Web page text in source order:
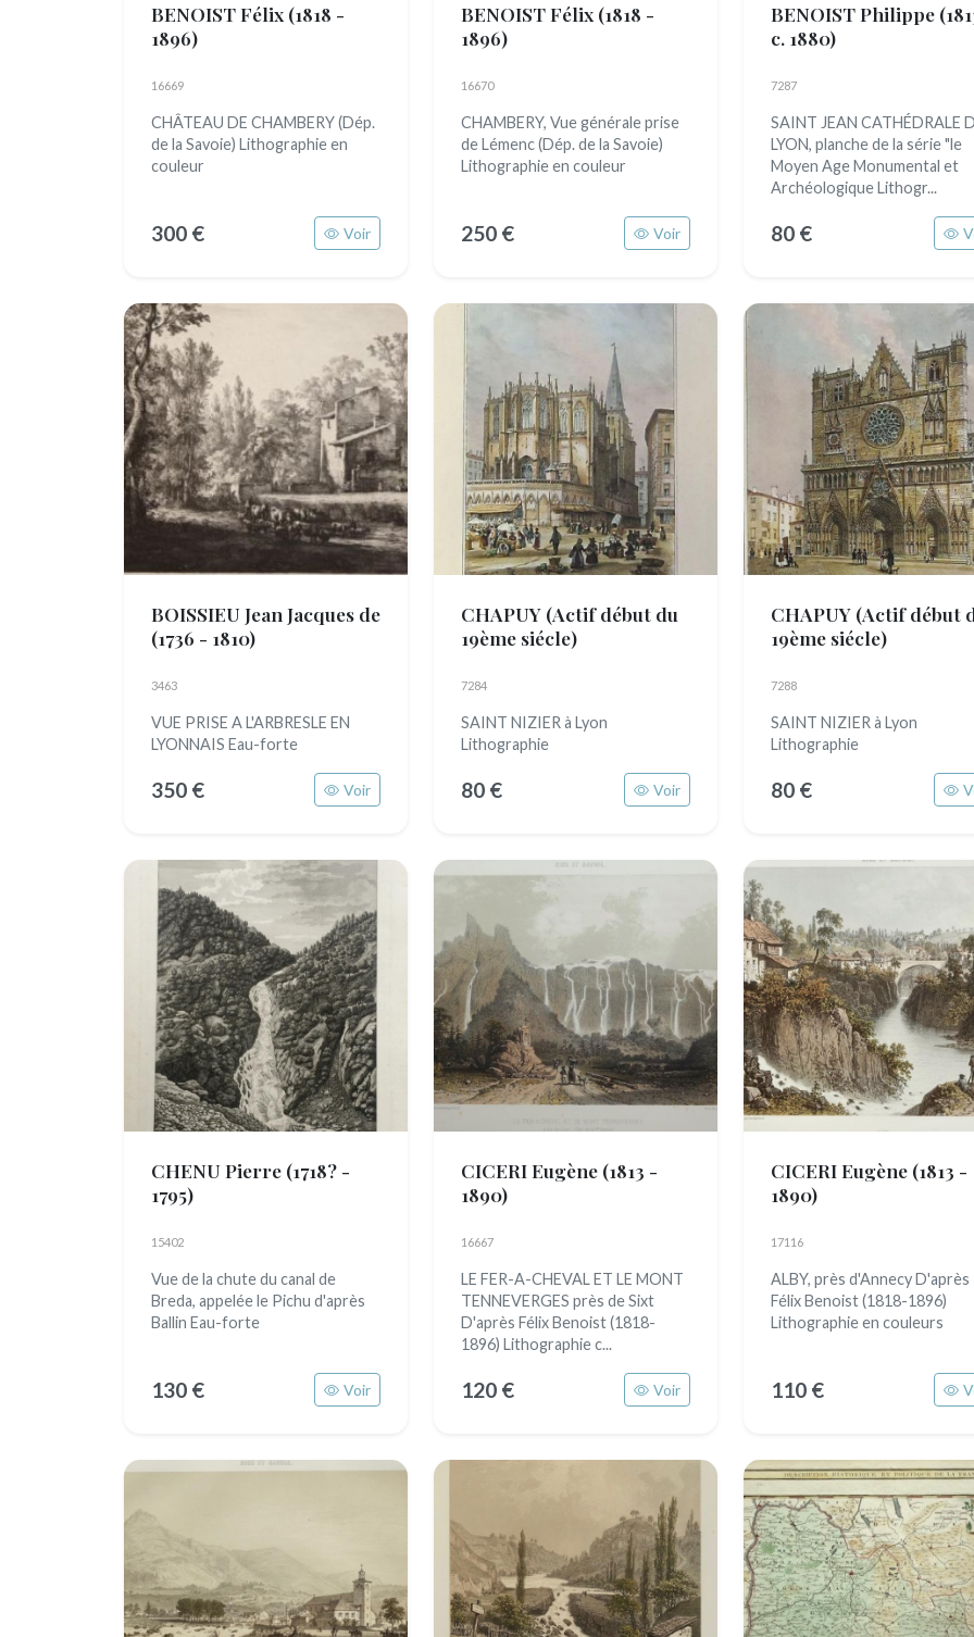
BENOIST Félix (1818 -
1896)
16669
CHÂTEAU DE CHAMBERY (Dép.
de la Savoie) Lithographie en
couleur
300 € Voir
BENOIST Félix (1818 -
1896)
16670
CHAMBERY, Vue générale prise
de Lémenc (Dép. de la Savoie)
Lithographie en couleur
250 € Voir
BENOIST Philippe
c. 1880)
7287
SAINT JEAN CATHÉDRALE
LYON, planche de la série "le
Moyen Age Monumental et
Archéologique Lithogr...
80 €
BOISSIEU Jean Jacques de
(1736 - 1810)
3463
VUE PRISE A L'ARBRESLE EN
LYONNAIS Eau-forte
350 € Voir
CHAPUY (Actif début du
19ème siécle)
7284
SAINT NIZIER à Lyon
Lithographie
80 € Voir
CHAPUY (Actif début
19ème siécle)
7288
SAINT NIZIER à Lyon
Lithographie
80 €
CHENU Pierre (1718? -
1795)
15402
Vue de la chute du canal de
Breda, appelée le Pichu d'après
Ballin Eau-forte
130 € Voir
CICERI Eugène (1813 -
1890)
16667
LE FER-A-CHEVAL ET LE MONT
TENNEVERGES près de Sixt
D'après Félix Benoist (1818-
1896) Lithographie c...
120 € Voir
CICERI Eugène (1813 -
1890)
17116
ALBY, près d'Annecy D'après
Félix Benoist (1818-1896)
Lithographie en couleurs
110 €